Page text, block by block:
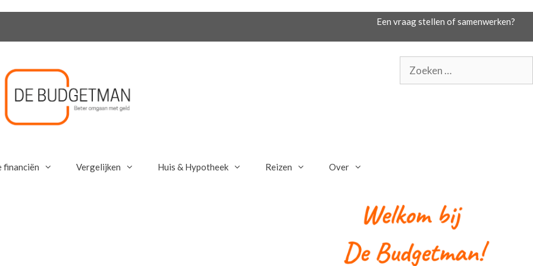
Een vraag stellen of samenwerken?
naar:
financiën Vergelijken Huis & Hypotheek Reizen Over